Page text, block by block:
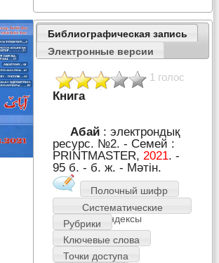
Библиографическая запись
Электронные версии
1 голос
Книга
Абай : электрондық
ресурс. №2. - Семей :
PRІNTMASTER, 2021. -
95 б. - б. ж. - Мәтін.
Полочный шифр
Систематические
индексы
Рубрики
Ключевые слова
Точки доступа